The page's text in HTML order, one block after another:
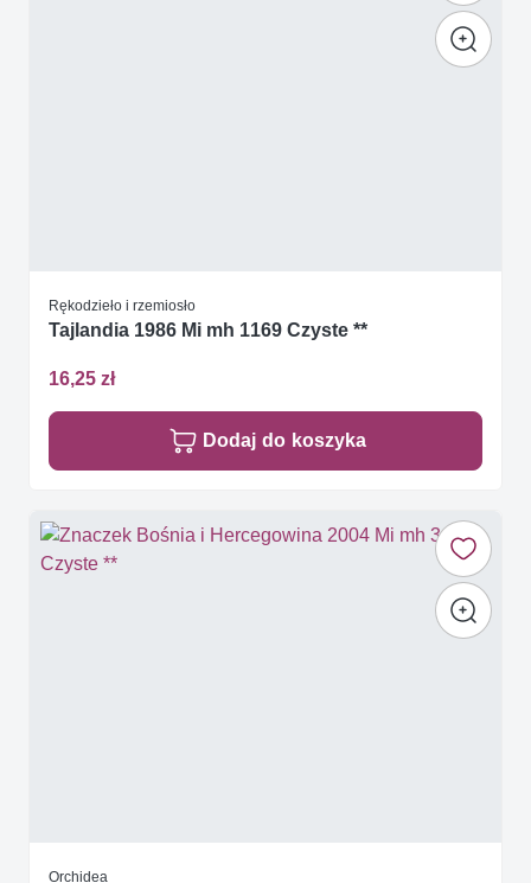
Rękodzieło i rzemiosło
Tajlandia 1986 Mi mh 1169 Czyste **
16,25 zł
Dodaj do koszyka
Orchidea